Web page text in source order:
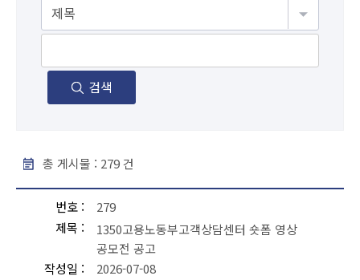
검색
총 게시물 : 279건
번호
279
제목
1350고용노동부고객상담센터 숏폼 영상
공모전 공고
작성일
2026-07-08